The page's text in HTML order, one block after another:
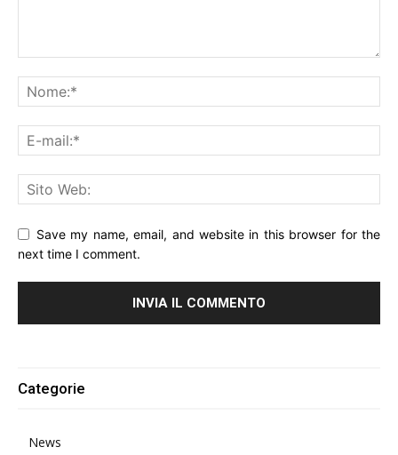
Save my name, email, and website in this browser for the
next time I comment.
Categorie
News